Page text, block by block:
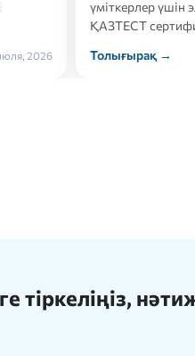
2026 Толығырақ →
тіркеліңіз,